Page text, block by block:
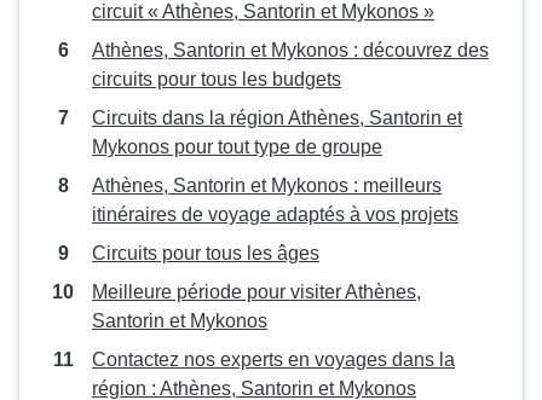
circuit « Athènes, Santorin et Mykonos »
Athènes, Santorin et Mykonos : découvrez des
circuits pour tous les budgets
Circuits dans la région Athènes, Santorin et
Mykonos pour tout type de groupe
Athènes, Santorin et Mykonos : meilleurs
itinéraires de voyage adaptés à vos projets
Circuits pour tous les âges
Meilleure période pour visiter Athènes,
Santorin et Mykonos
Contactez nos experts en voyages dans la
région : Athènes, Santorin et Mykonos